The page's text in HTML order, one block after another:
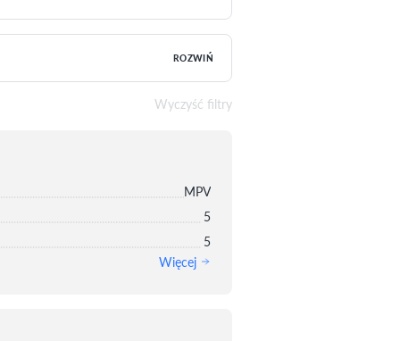
ROZWIŃ
Wyczyść filtry
MPV
5
5
Więcej